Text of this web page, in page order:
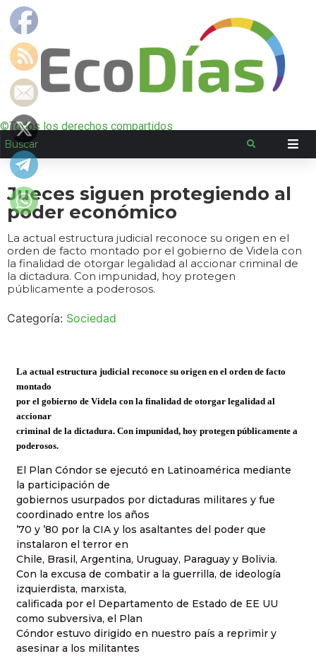
©Todos los derechos compartidos
Jueces siguen protegiendo al
poder económico
La actual estructura judicial reconoce su origen en el
orden de facto montado por el gobierno de Videla con
la finalidad de otorgar legalidad al accionar criminal de
la dictadura. Con impunidad, hoy protegen
públicamente a poderosos.
Categoría: Sociedad
La actual estructura judicial reconoce su origen en el orden de facto
montado
por el gobierno de Videla con la finalidad de otorgar legalidad al
accionar
criminal de la dictadura. Con impunidad, hoy protegen públicamente a
poderosos.
El Plan Cóndor se ejecutó en Latinoamérica mediante
la participación de
gobiernos usurpados por dictaduras militares y fue
coordinado entre los años
’70 y ’80 por la CIA y los asaltantes del poder que
instalaron el terror en
Chile, Brasil, Argentina, Uruguay, Paraguay y Bolivia.
Con la excusa de combatir a la guerrilla, de ideología
izquierdista, marxista,
calificada por el Departamento de Estado de EE UU
como subversiva, el Plan
Cóndor estuvo dirigido en nuestro país a reprimir y
asesinar a los militantes